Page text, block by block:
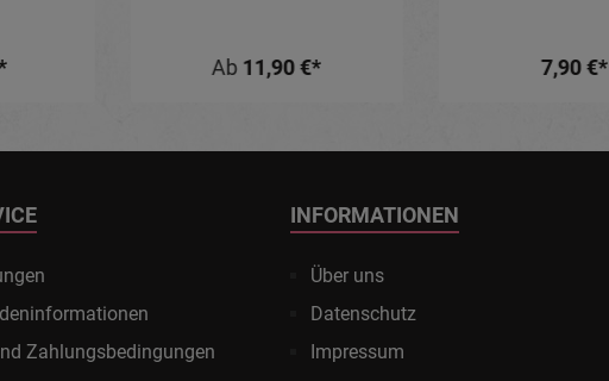
Ab 11,90 €* 7,90 €*
Zahlungsbedingungen
INFORMATIONEN
Über uns
Datenschutz
Impressum